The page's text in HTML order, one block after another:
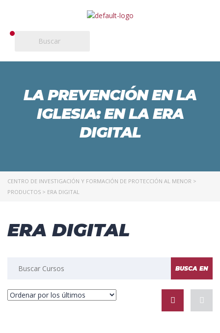
LA PREVENCIÓN EN LA
IGLESIA: EN LA ERA
DIGITAL
CENTRO DE INVESTIGACIÓN Y FORMACIÓN DE PROTECCIÓN AL MENOR >
PRODUCTOS > ERA DIGITAL
ERA DIGITAL